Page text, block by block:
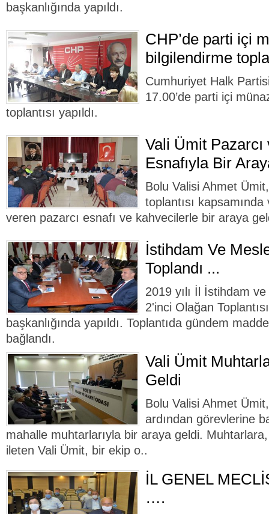
başkanlığında yapıldı.
CHP’de parti içi
bilgilendirme
Cumhuriyet Halk
17.00’de parti içi
toplantısı yapıldı.
Vali Ümit
Esnafıyla Bir
Bolu Valisi Ahmet
toplantısı
veren pazarcı esnafı ve kahvecilerle bir araya
İstihdam Ve
Toplandı ...
2019 yılı İl İstihdam
2'inci Olağan
başkanlığında yapıldı. Toplantıda gündem
bağlandı.
Vali Ümit
Geldi
Bolu Valisi Ahmet
ardından görevlerine
mahalle muhtarlarıyla bir araya geldi. Muhtarlara,
ileten Vali Ümit, bir ekip o..
İL GENEL
….